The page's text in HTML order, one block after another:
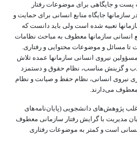
پست و جایگاهی برای موضوعات رفتار
سازمانها جایگاه منابع انسانی برای حمایت و
تعبیه شده است ولی باید دانست که
انسانی سازمانها معطوف به مباحث نظامات
تا مسائل و موضوعات محتوایی و رفتاری.
نیروی انسانی سازمانها عمده تلاش
و گزینش مناسب، نظام حقوق و دستمزد
نیروی انسانی، ‌نظام حفظ و صیانت و نظام
معطوف می‌دارند.
پژوهش‌های دانشجویی (پایان‌نامه‌های
مدیریت با گرایش رفتار سازمانی معطوف
است و کمتر به موضوعات رفتاری